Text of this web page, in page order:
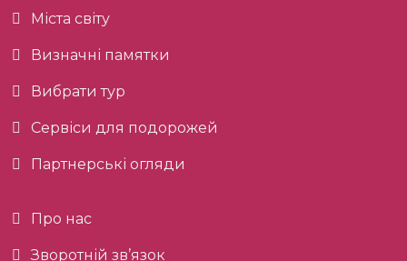
Міста світу
Визначні памятки
Вибрати тур
Сервіси для подорожей
Партнерські огляди
Про нас
Зворотній зв’язок